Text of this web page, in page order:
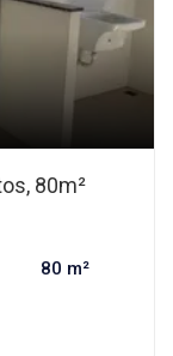
80m²
80 m²